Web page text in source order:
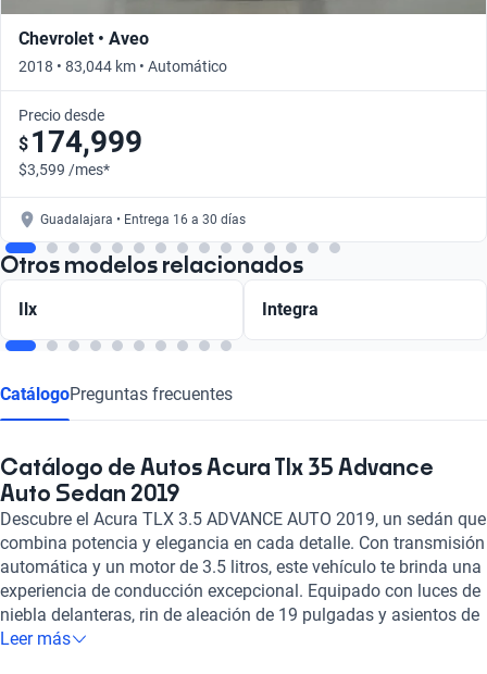
Chevrolet • Aveo
2018 • 83,044 km • Automático
Precio desde
$ 174,999
$3,599 /mes*
Guadalajara • Entrega 16 a 30 días
Otros modelos relacionados
Ilx Integra
CatálogoPreguntas frecuentes
Catálogo de Autos Acura Tlx 35 Advance
Auto Sedan 2019
Descubre el Acura TLX 3.5 ADVANCE AUTO 2019, un sedán que
combina potencia y elegancia en cada detalle. Con transmisión
automática y un motor de 3.5 litros, este vehículo te brinda una
experiencia de conducción excepcional. Equipado con luces de
niebla delanteras, rin de aleación de 19 pulgadas y asientos de
cuero, cada viaje se convierte en un placer. Disfruta de
Leer más